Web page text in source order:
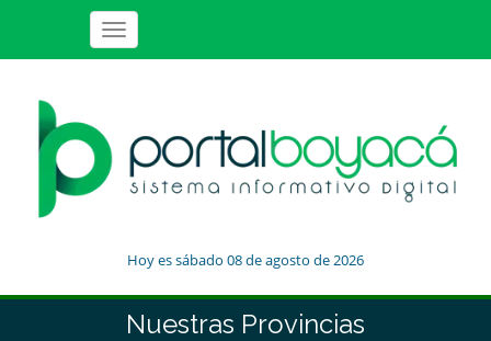
Toggle
navigation
Hoy es sábado 08 de agosto de 2026
Nuestras Provincias